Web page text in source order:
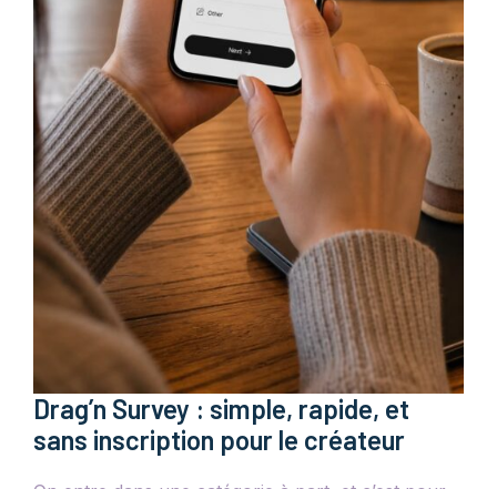
Drag’n Survey : simple, rapide, et
sans inscription pour le créateur